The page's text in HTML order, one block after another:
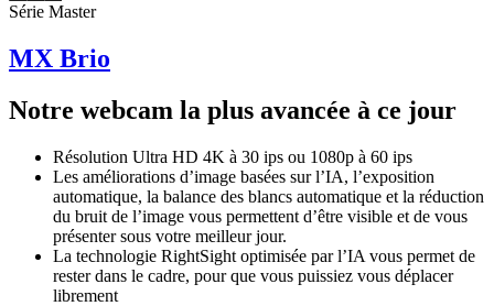
Série Master
MX Brio
Notre webcam la plus avancée à ce jour
Résolution Ultra HD 4K à 30 ips ou 1080p à 60 ips
Les améliorations d’image basées sur l’IA, l’exposition
automatique, la balance des blancs automatique et la réduction
du bruit de l’image vous permettent d’être visible et de vous
présenter sous votre meilleur jour.
La technologie RightSight optimisée par l’IA vous permet de
rester dans le cadre, pour que vous puissiez vous déplacer
librement